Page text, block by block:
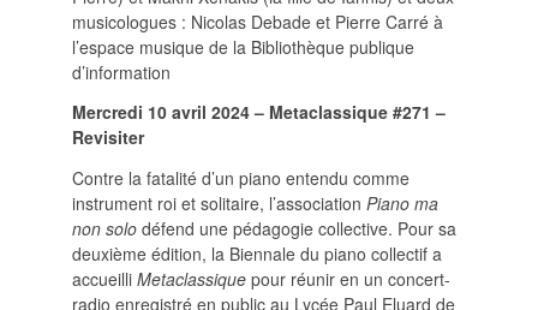
SUIVRE LA RMO
googlelinkedin
musicologues : Nicolas Debade et Pierre Carré à
l’espace musique de la Bibliothèque publique
d’information
Mercredi 10 avril 2024 – Metaclassique #271 –
Revisiter
Contre la fatalité d’un piano entendu comme
instrument roi et solitaire, l’association Piano ma
non solo défend une pédagogie collective. Pour sa
deuxième édition, la Biennale du piano collectif a
accueilli Metaclassique pour réunir en un concert-
radio enregistré en public au Lycée Paul Eluard de